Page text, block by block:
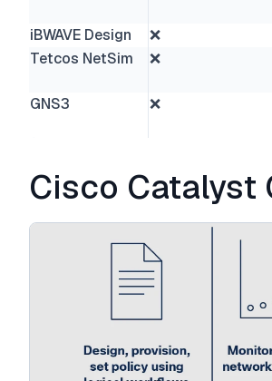
iBWAVE Design ❌
Tetcos NetSim
❌
GNS3 ❌
Cisco Catalyst